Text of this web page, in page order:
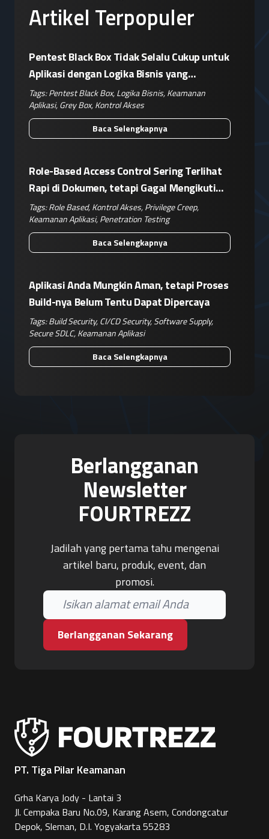
Artikel Terpopuler
Pentest Black Box Tidak Selalu Cukup untuk
Aplikasi dengan Logika Bisnis yang
Kompleks
Tags:Pentest Black Box,Logika Bisnis,Keamanan
Aplikasi,Grey Box,Kontrol Akses
Baca Selengkapnya
Role-Based Access Control Sering Terlihat
Rapi di Dokumen, tetapi Gagal Mengikuti
Operasional Nyata
Tags:Role Based,Kontrol Akses,Privilege Creep,
Keamanan Aplikasi,Penetration Testing
Baca Selengkapnya
Aplikasi Anda Mungkin Aman, tetapi Proses
Build-nya Belum Tentu Dapat Dipercaya
Tags:Build Security,CI/CD Security,Software Supply,
Secure SDLC,Keamanan Aplikasi
Baca Selengkapnya
Berlangganan
Newsletter
FOURTREZZ
Jadilah yang pertama tahu mengenai
artikel baru, produk, event, dan
promosi.
Berlangganan Sekarang
PT. Tiga Pilar Keamanan
Grha Karya Jody - Lantai 3
Jl. Cempaka Baru No.09, Karang Asem, Condongcatur
Depok, Sleman, D.I. Yogyakarta 55283